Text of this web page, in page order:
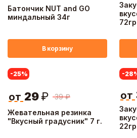
Батончик NUT and GO
миндальный 34г
В корзину
72гр
Жевательная резинка
"Вкусный градусник" 7 г.
-25%
39 ₽
от 29₽
22гр
-28
от